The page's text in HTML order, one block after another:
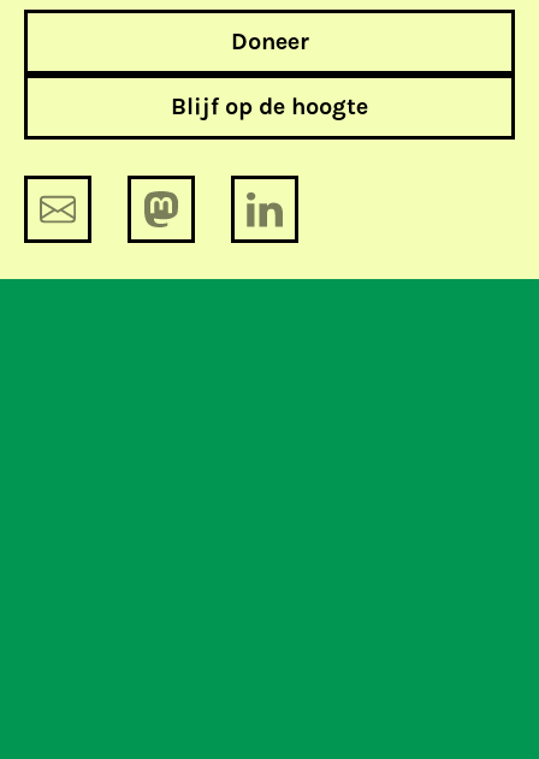
Doneer
Blijf op de hoogte